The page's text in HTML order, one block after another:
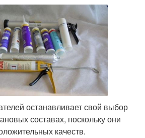
останавливает свой выбор
составах, поскольку они
качеств.